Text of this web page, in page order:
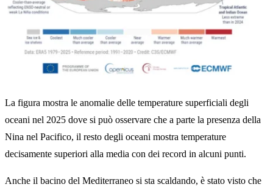
La figura mostra le anomalie delle temperature superficiali degli
oceani nel 2025 dove si può osservare che a parte la presenza della
Nina nel Pacifico, il resto degli oceani mostra temperature
decisamente superiori alla media con dei record in alcuni punti.
Anche il bacino del Mediterraneo si sta scaldando, è stato visto che